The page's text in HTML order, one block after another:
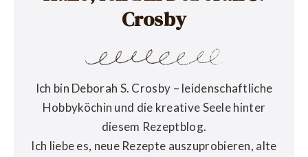
Crosby
Ich bin Deborah S. Crosby – leidenschaftliche
Hobbyköchin und die kreative Seele hinter
diesem Rezeptblog.
Ich liebe es, neue Rezepte auszuprobieren, alte